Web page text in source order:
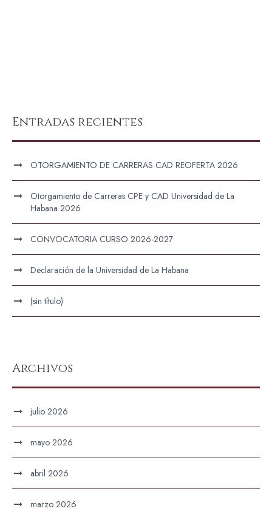
Entradas recientes
OTORGAMIENTO DE CARRERAS CAD REOFERTA 2026
Otorgamiento de Carreras CPE y CAD Universidad de La
Habana 2026
CONVOCATORIA CURSO 2026-2027
Declaración de la Universidad de La Habana
(sin título)
Archivos
julio 2026
mayo 2026
abril 2026
marzo 2026